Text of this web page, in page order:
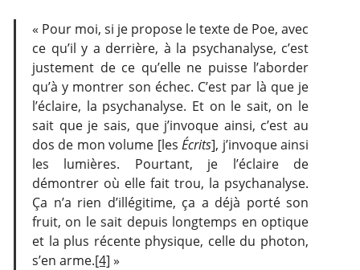
« Pour moi, si je propose le texte de Poe, avec
ce qu’il y a derrière, à la psychanalyse, c’est
justement de ce qu’elle ne puisse l’aborder
qu’à y montrer son échec. C’est par là que je
l’éclaire, la psychanalyse. Et on le sait, on le
sait que je sais, que j’invoque ainsi, c’est au
dos de mon volume [lesÉcrits], j’invoque ainsi
les lumières. Pourtant, je l’éclaire de
démontrer où elle fait trou, la psychanalyse.
Ça n’a rien d’illégitime, ça a déjà porté son
fruit, on le sait depuis longtemps en optique
et la plus récente physique, celle du photon,
s’en arme.[4] »